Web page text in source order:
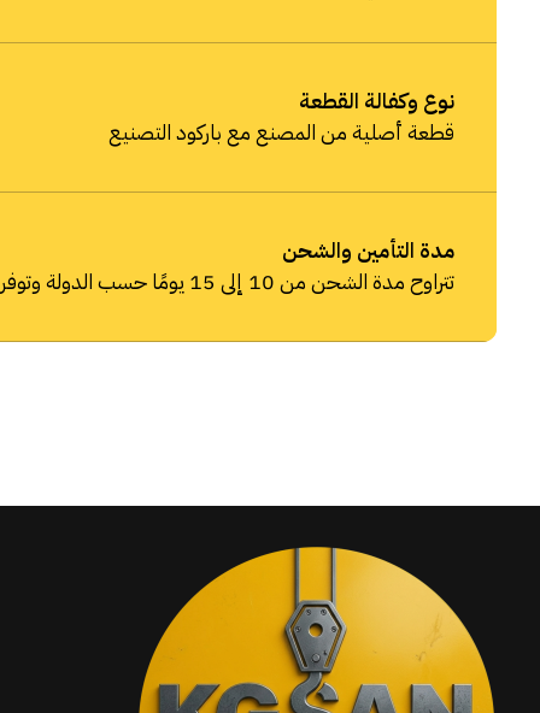
نوع وكفالة القطعة
قطعة أصلية من المصنع مع باركود التصنيع
مدة التأمين والشحن
تتراوح مدة الشحن من 10 إلى 15 يومًا حسب الدولة وتوفر شركات الشحن